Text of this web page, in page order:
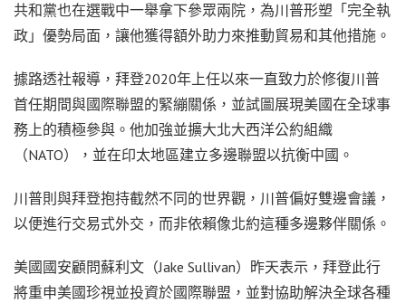
共和黨也在選戰中一舉拿下參眾兩院，為川普形塑「完全執
政」優勢局面，讓他獲得額外助力來推動貿易和其他措施。
據路透社報導，拜登2020年上任以來一直致力於修復川普
首任期間與國際聯盟的緊繃關係，並試圖展現美國在全球事
務上的積極參與。他加強並擴大北大西洋公約組織
（NATO），並在印太地區建立多邊聯盟以抗衡中國。
川普則與拜登抱持截然不同的世界觀，川普偏好雙邊會議，
以便進行交易式外交，而非依賴像北約這種多邊夥伴關係。
美國國安顧問蘇利文（Jake Sullivan）昨天表示，拜登此行
將重申美國珍視並投資於國際聯盟，並對協助解決全球各種